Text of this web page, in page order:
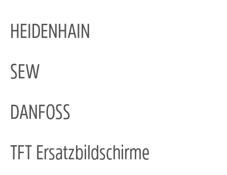
HEIDENHAIN
SEW
DANFOSS
TFT Ersatzbildschirme